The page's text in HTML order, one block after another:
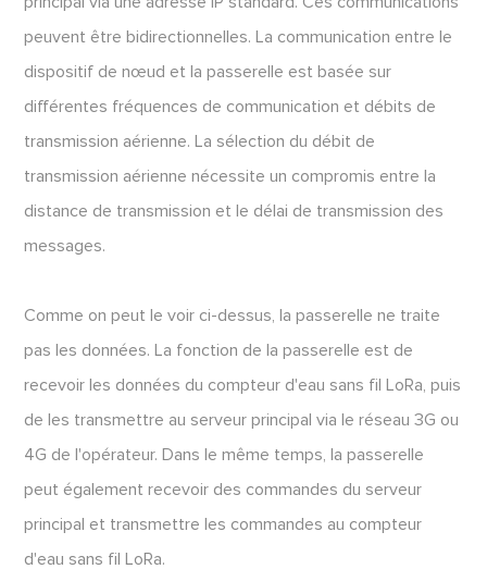
peuvent être bidirectionnelles. La communication entre le
dispositif de nœud et la passerelle est basée sur
différentes fréquences de communication et débits de
transmission aérienne. La sélection du débit de
transmission aérienne nécessite un compromis entre la
distance de transmission et le délai de transmission des
messages.
Comme on peut le voir ci-dessus, la passerelle ne traite
pas les données. La fonction de la passerelle est de
recevoir les données du compteur d'eau sans fil LoRa, puis
de les transmettre au serveur principal via le réseau 3G ou
4G de l'opérateur. Dans le même temps, la passerelle
peut également recevoir des commandes du serveur
principal et transmettre les commandes au compteur
d'eau sans fil LoRa.